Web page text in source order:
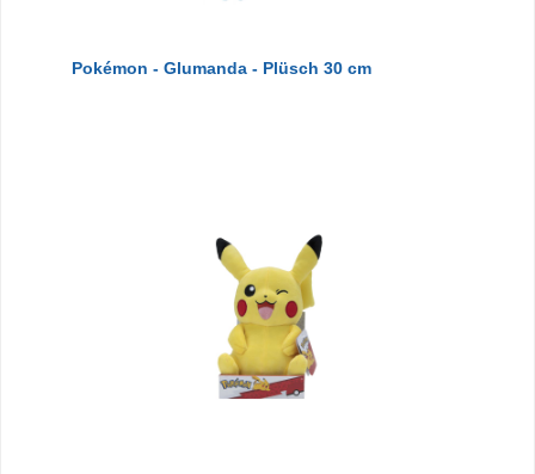
Pokémon - Glumanda - Plüsch 30 cm